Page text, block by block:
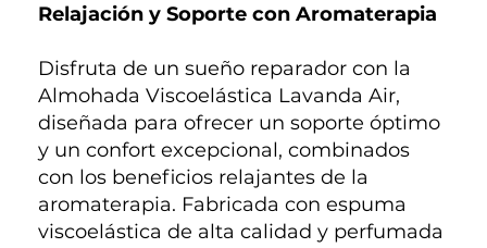
Relajación y Soporte con Aromaterapia
Disfruta de un sueño reparador con la
Almohada Viscoelástica Lavanda Air,
diseñada para ofrecer un soporte óptimo
y un confort excepcional, combinados
con los beneficios relajantes de la
aromaterapia. Fabricada con espuma
viscoelástica de alta calidad y perfumada